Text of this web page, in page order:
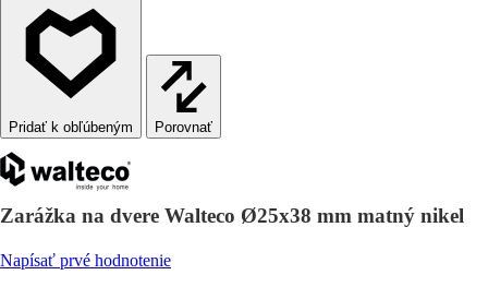
Porovnať
Zarážka na dvere Walteco Ø25x38 mm matný nikel
Napísať prvé hodnotenie